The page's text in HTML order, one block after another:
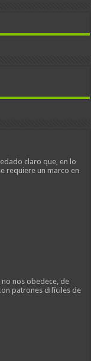
claro que, en lo
requiere un marco en
no nos obedece, de
patrones difíciles de